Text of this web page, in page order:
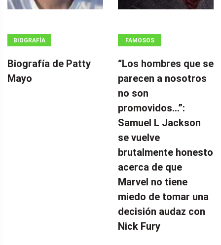
BIOGRAFÍA
Biografía de Patty
Mayo
FAMOSOS
“Los hombres que se
parecen a nosotros
no son
promovidos…”:
Samuel L Jackson
se vuelve
brutalmente honesto
acerca de que
Marvel no tiene
miedo de tomar una
decisión audaz con
Nick Fury